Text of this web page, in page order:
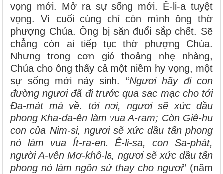
vọng mới. Mở ra sự sống mới. Ê-li-a tuyệt
vọng. Vì cuối cùng chỉ còn mình ông thờ
phượng Chúa. Ông bị săn đuổi sắp chết. Sẽ
chẳng còn ai tiếp tục thờ phượng Chúa.
Nhưng trong cơn gió thoảng nhẹ nhàng,
Chúa cho ông thấy cả một niềm hy vọng, một
sự sống mới nảy sinh. “Ngươi hãy đi con
đường ngươi đã đi trước qua sac mạc cho tới
Đa-mát mà về. tới nơi, ngươi sẽ xức dầu
phong Kha-da-ên làm vua A-ram; Còn Giê-hu
con của Nim-si, ngươi sẽ xức dầu tấn phong
nó làm vua Ít-ra-en. Ê-li-sa, con Sa-phát,
người A-vên Mơ-khô-la, ngươi sẽ xức dầu tấn
phong nó làm ngôn sứ thay cho ngươi” (năm